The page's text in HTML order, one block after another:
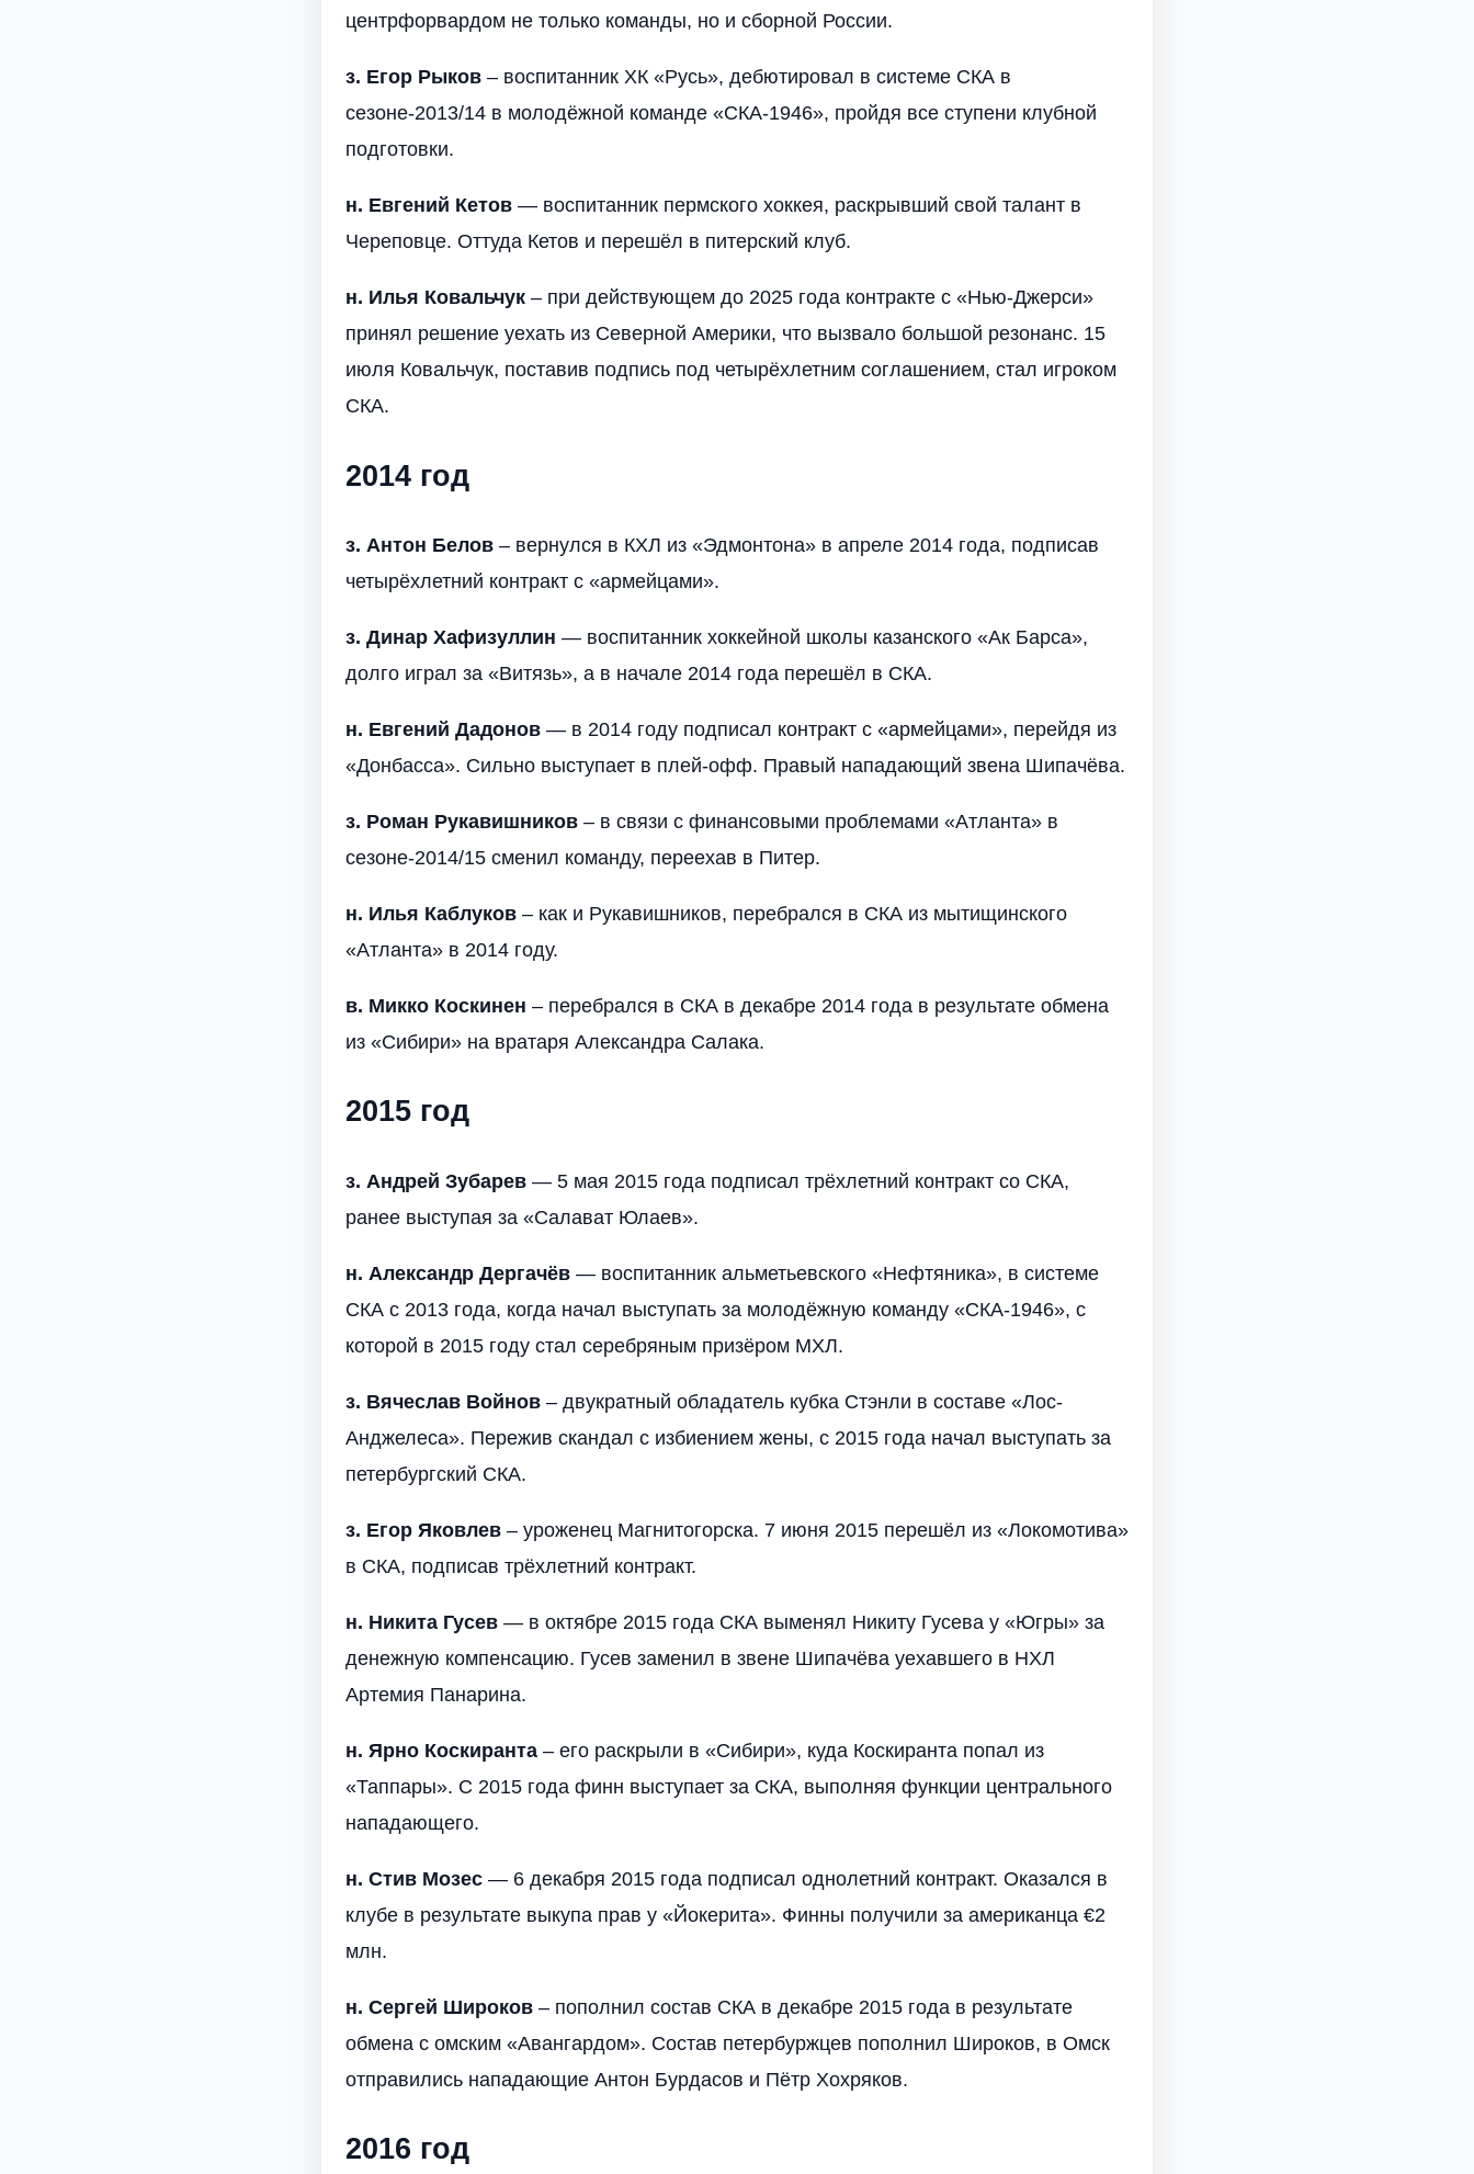
центрфорвардом не только команды, но и сборной России.
з. Егор Рыков – воспитанник ХК «Русь», дебютировал в системе СКА в
сезоне-2013/14 в молодёжной команде «СКА-1946», пройдя все ступени клубной
подготовки.
н. Евгений Кетов — воспитанник пермского хоккея, раскрывший свой талант в
Череповце. Оттуда Кетов и перешёл в питерский клуб.
н. Илья Ковальчук – при действующем до 2025 года контракте с «Нью-Джерси»
принял решение уехать из Северной Америки, что вызвало большой резонанс. 15
июля Ковальчук, поставив подпись под четырёхлетним соглашением, стал игроком
СКА.
2014 год
з. Антон Белов – вернулся в КХЛ из «Эдмонтона» в апреле 2014 года, подписав
четырёхлетний контракт с «армейцами».
з. Динар Хафизуллин — воспитанник хоккейной школы казанского «Ак Барса»,
долго играл за «Витязь», а в начале 2014 года перешёл в СКА.
н. Евгений Дадонов — в 2014 году подписал контракт с «армейцами», перейдя из
«Донбасса». Сильно выступает в плей-офф. Правый нападающий звена Шипачёва.
з. Роман Рукавишников – в связи с финансовыми проблемами «Атланта» в
сезоне-2014/15 сменил команду, переехав в Питер.
н. Илья Каблуков – как и Рукавишников, перебрался в СКА из мытищинского
«Атланта» в 2014 году.
в. Микко Коскинен – перебрался в СКА в декабре 2014 года в результате обмена
из «Сибири» на вратаря Александра Салака.
2015 год
з. Андрей Зубарев — 5 мая 2015 года подписал трёхлетний контракт со СКА,
ранее выступая за «Салават Юлаев».
н. Александр Дергачёв — воспитанник альметьевского «Нефтяника», в системе
СКА с 2013 года, когда начал выступать за молодёжную команду «СКА-1946», с
которой в 2015 году стал серебряным призёром МХЛ.
з. Вячеслав Войнов – двукратный обладатель кубка Стэнли в составе «Лос-
Анджелеса». Пережив скандал с избиением жены, с 2015 года начал выступать за
петербургский СКА.
з. Егор Яковлев – уроженец Магнитогорска. 7 июня 2015 перешёл из «Локомотива»
в СКА, подписав трёхлетний контракт.
н. Никита Гусев — в октябре 2015 года СКА выменял Никиту Гусева у «Югры» за
денежную компенсацию. Гусев заменил в звене Шипачёва уехавшего в НХЛ
Артемия Панарина.
н. Ярно Коскиранта – его раскрыли в «Сибири», куда Коскиранта попал из
«Таппары». С 2015 года финн выступает за СКА, выполняя функции центрального
нападающего.
н. Стив Мозес — 6 декабря 2015 года подписал однолетний контракт. Оказался в
клубе в результате выкупа прав у «Йокерита». Финны получили за американца €2
млн.
н. Сергей Широков – пополнил состав СКА в декабре 2015 года в результате
обмена с омским «Авангардом». Состав петербуржцев пополнил Широков, в Омск
отправились нападающие Антон Бурдасов и Пётр Хохряков.
2016 год